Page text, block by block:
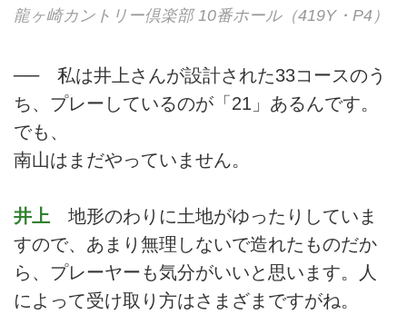
龍ヶ崎カントリー倶楽部 10番ホール（419Y・P4）
── 私は井上さんが設計された33コースのう
ち、プレーしているのが「21」あるんです。
でも、
南山はまだやっていません。
井上 地形のわりに土地がゆったりしていま
すので、あまり無理しないで造れたものだか
ら、プレーヤーも気分がいいと思います。人
によって受け取り方はさまざまですがね。